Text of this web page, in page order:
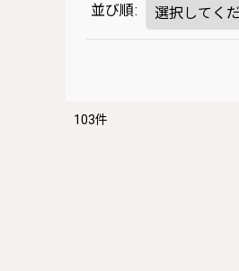
並び順:
103件